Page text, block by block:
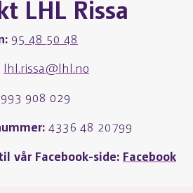
LHL Rissa
95 48 50 48
lhl.rissa@lhl.no
993 908 029
4336 48 20799
vår Facebook-side: Facebook